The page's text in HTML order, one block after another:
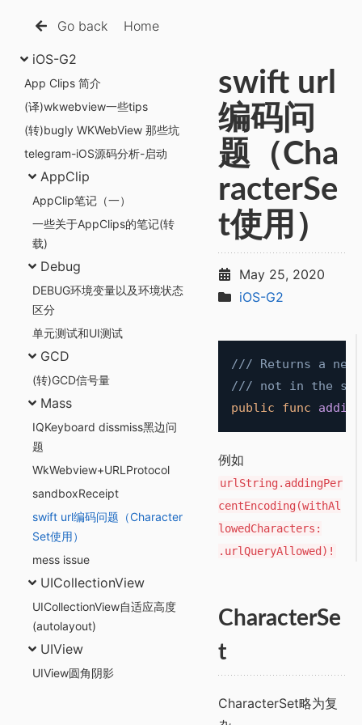
Go back Home
iOS-G2
App Clips 简介
(译)wkwebview一些tips
(转)bugly WKWebView 那些坑
telegram-iOS源码分析-启动
AppClip
AppClip笔记（一）
一些关于AppClips的笔记(转
载)
Debug
DEBUG环境变量以及环境状态
区分
单元测试和UI测试
GCD
(转)GCD信号量
Mass
IQKeyboard dissmiss黑边问
题
WkWebview+URLProtocol
sandboxReceipt
swift url编码问题（Character
Set使用）
mess issue
UICollectionView
UICollectionView自适应高度
(autolayout)
UIView
UIView圆角阴影
swift url
编码问
题（Cha
racterSe
t使用）
May 25, 2020
iOS-G2
/// Returns a
/// not in the
public
func
例如
urlString.addingPer
centEncoding(withAl
lowedCharacters:
.urlQueryAllowed)!
CharacterSe
t
CharacterSet略为复